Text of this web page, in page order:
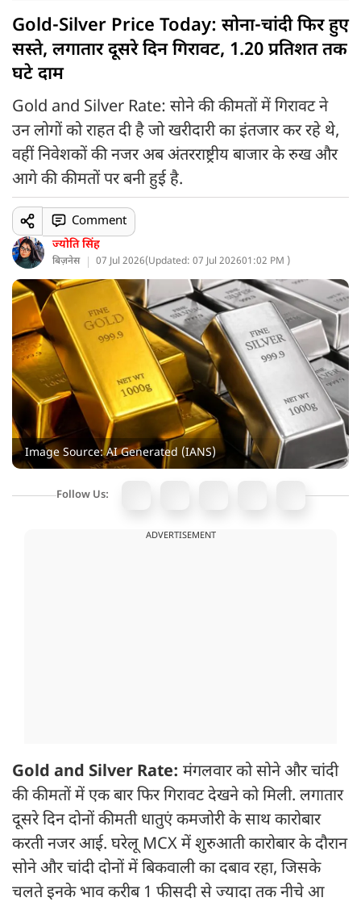
Gold-Silver Price Today: सोना-चांदी फिर हुए
सस्ते, लगातार दूसरे दिन गिरावट, 1.20 प्रतिशत तक
घटे दाम
Gold and Silver Rate: सोने की कीमतों में गिरावट ने
उन लोगों को राहत दी है जो खरीदारी का इंतजार कर रहे थे,
वहीं निवेशकों की नजर अब अंतरराष्ट्रीय बाजार के रुख और
आगे की कीमतों पर बनी हुई है.
ज्योति सिंह
बिज़नेस 07 Jul 2026(Updated: 07 Jul 202601:02 PM )
Comment
Image Source: AI Generated (IANS)
Follow Us:
ADVERTISEMENT
Gold and Silver Rate: मंगलवार को सोने और चांदी
की कीमतों में एक बार फिर गिरावट देखने को मिली. लगातार
दूसरे दिन दोनों कीमती धातुएं कमजोरी के साथ कारोबार
करती नजर आई. घरेलू MCX में शुरुआती कारोबार के दौरान
सोने और चांदी दोनों में बिकवाली का दबाव रहा, जिसके
चलते इनके भाव करीब 1 फीसदी से ज्यादा तक नीचे आ